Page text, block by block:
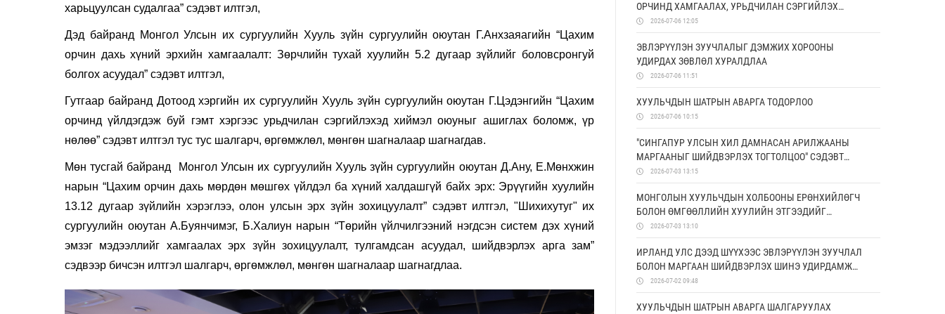
харьцуулсан судалгаа” сэдэвт илтгэл,
Дэд байранд Монгол Улсын их сургуулийн Хууль зүйн сургуулийн оюутан Г.Анхзаяагийн “Цахим
орчин дахь хүний эрхийн хамгаалалт: Зөрчлийн тухай хуулийн 5.2 дугаар зүйлийг боловсронгуй
болгох асуудал” сэдэвт илтгэл,
Гутгаар байранд Дотоод хэргийн их сургуулийн Хууль зүйн сургуулийн оюутан Г.Цэдэнгийн “Цахим
орчинд үйлдэгдэж буй гэмт хэргээс урьдчилан сэргийлэхэд хиймэл оюуныг ашиглах боломж, үр
нөлөө” сэдэвт илтгэл тус тус шалгарч, өргөмжлөл, мөнгөн шагналаар шагнагдав.
Мөн тусгай байранд Монгол Улсын их сургуулийн Хууль зүйн сургуулийн оюутан Д.Ану, Е.Мөнхжин
нарын “Цахим орчин дахь мөрдөн мөшгөх үйлдэл ба хүний халдашгүй байх эрх: Эрүүгийн хуулийн
13.12 дугаар зүйлийн хэрэглээ, олон улсын эрх зүйн зохицуулалт” сэдэвт илтгэл, "Шихихутуг" их
сургуулийн оюутан А.Буянчимэг, Б.Халиун нарын “Төрийн үйлчилгээний нэгдсэн систем дэх хүний
эмзэг мэдээллийг хамгаалах эрх зүйн зохицуулалт, тулгамдсан асуудал, шийдвэрлэх арга зам”
сэдвээр бичсэн илтгэл шалгарч, өргөмжлөл, мөнгөн шагналаар шагнагдлаа.
ОРЧИНД ХАМГААЛАХ, УРЬДЧИЛАН СЭРГИЙЛЭХ
БОЛОН ЭРХ ЗҮЙН МЭДЛЭГИЙГ НЭМЭГДҮҮЛЭХ НЬ”
ТӨСӨЛД ХАМТРАН АЖИЛЛАНА
2026-07-06 12:05
ЭВЛЭРҮҮЛЭН ЗУУЧЛАЛЫГ ДЭМЖИХ ХОРООНЫ
УДИРДАХ ЗӨВЛӨЛ ХУРАЛДЛАА
2026-07-06 11:51
ХУУЛЬЧДЫН ШАТРЫН АВАРГА ТОДОРЛОО
2026-07-06 10:15
"СИНГАПУР УЛСЫН ХИЛ ДАМНАСАН АРИЛЖААНЫ
МАРГААНЫГ ШИЙДВЭРЛЭХ ТОГТОЛЦОО" СЭДЭВТ
СУРГАЛТ БОЛЛОО
2026-07-03 13:15
МОНГОЛЫН ХУУЛЬЧДЫН ХОЛБООНЫ ЕРӨНХИЙЛӨГЧ
БОЛОН ӨМГӨӨЛЛИЙН ХУУЛИЙН ЭТГЭЭДИЙГ
ДЭМЖИХ ХОРООНЫ УДИРДАХ ЗӨВЛӨЛИЙН ГИШҮҮД
ЯПОН УЛСАД АЛБАН АЙЛЧЛАЛ ХИЙЛЭЭ
2026-07-03 13:10
ИРЛАНД УЛС ДЭЭД ШҮҮХЭЭС ЭВЛЭРҮҮЛЭН ЗУУЧЛАЛ
БОЛОН МАРГААН ШИЙДВЭРЛЭХ ШИНЭ УДИРДАМЖ
ХЭРЭГЖҮҮЛЖ ЭХЭЛЛЭЭ
2026-07-02 09:48
ХУУЛЬЧДЫН ШАТРЫН АВАРГА ШАЛГАРУУЛАХ